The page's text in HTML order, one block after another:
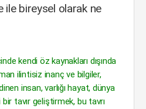
ile bireysel olarak ne
kendi öz kaynakları dışında
ilintisiz inanç ve bilgiler,
insan, varlığı hayat, dünya
tavır geliştirmek, bu tavrı